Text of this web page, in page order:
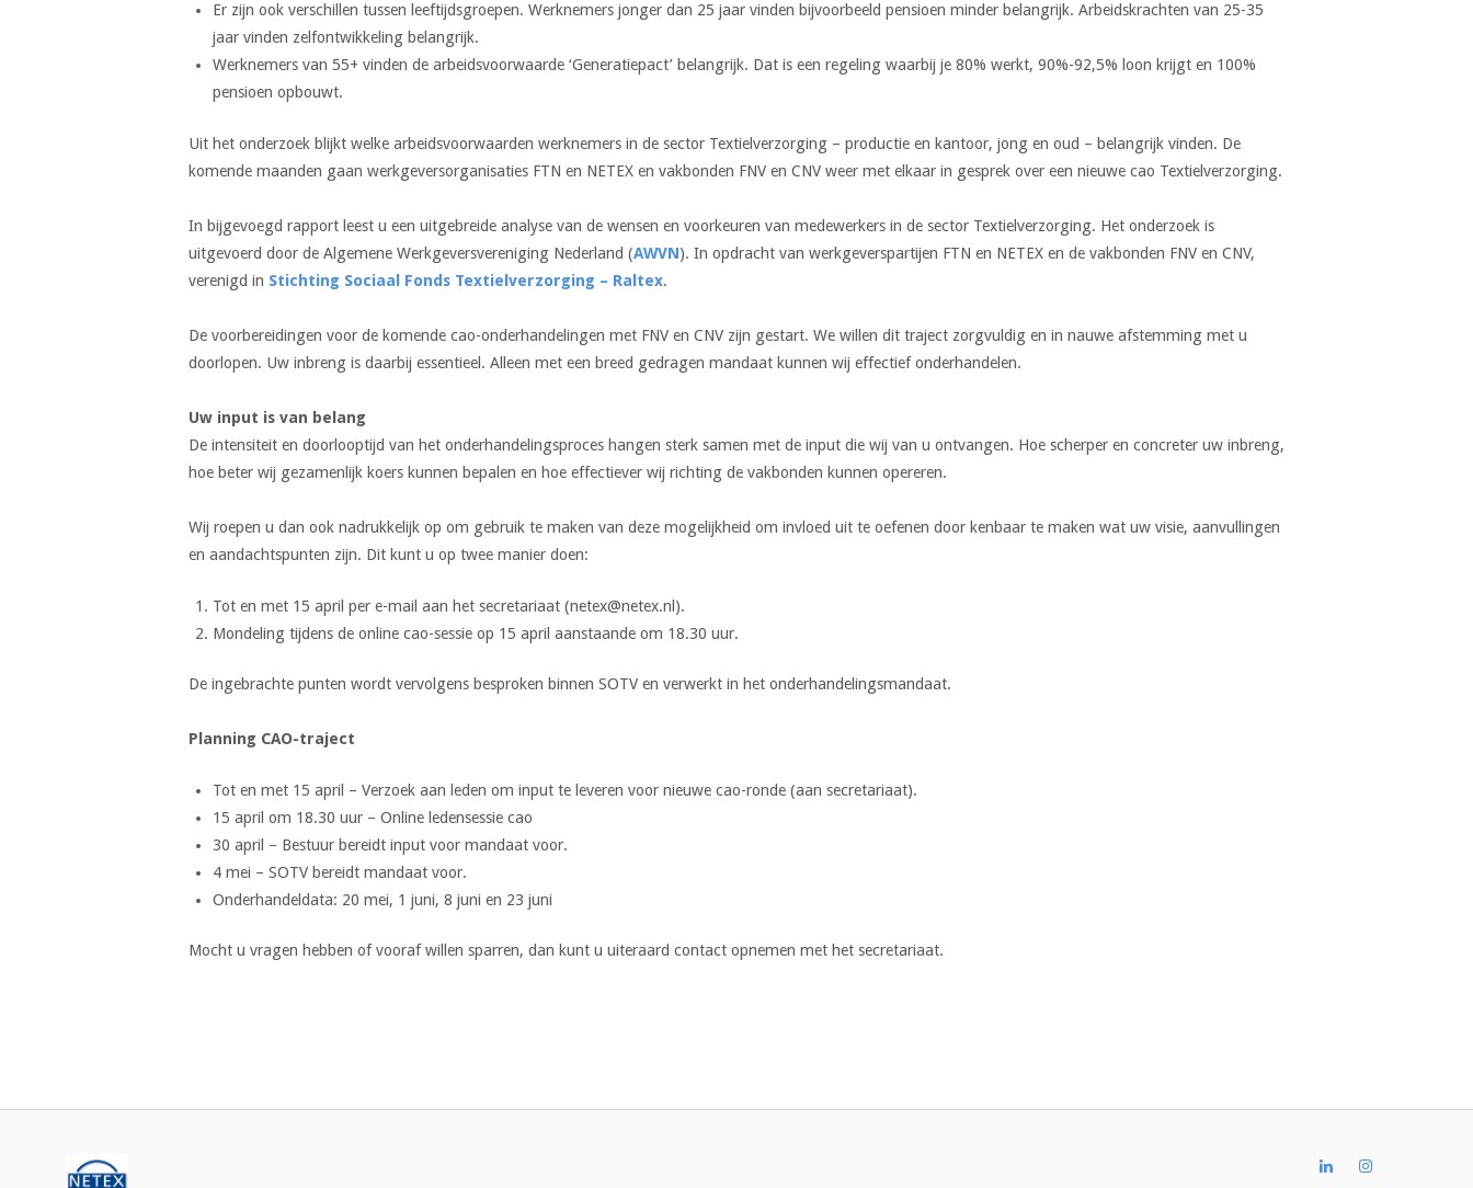
Er zijn ook verschillen tussen leeftijdsgroepen. Werknemers jonger dan 25 jaar vinden bijvoorbeeld pensioen minder belangrijk. Arbeidskrachten van 25-35
jaar vinden zelfontwikkeling belangrijk.
Werknemers van 55+ vinden de arbeidsvoorwaarde ‘Generatiepact’ belangrijk. Dat is een regeling waarbij je 80% werkt, 90%-92,5% loon krijgt en 100%
pensioen opbouwt.
Uit het onderzoek blijkt welke arbeidsvoorwaarden werknemers in de sector Textielverzorging – productie en kantoor, jong en oud – belangrijk vinden. De
komende maanden gaan werkgeversorganisaties FTN en NETEX en vakbonden FNV en CNV weer met elkaar in gesprek over een nieuwe cao Textielverzorging.
In bijgevoegd rapport leest u een uitgebreide analyse van de wensen en voorkeuren van medewerkers in de sector Textielverzorging. Het onderzoek is
uitgevoerd door de Algemene Werkgeversvereniging Nederland (AWVN). In opdracht van werkgeverspartijen FTN en NETEX en de vakbonden FNV en CNV,
verenigd in Stichting Sociaal Fonds Textielverzorging – Raltex.
De voorbereidingen voor de komende cao-onderhandelingen met FNV en CNV zijn gestart. We willen dit traject zorgvuldig en in nauwe afstemming met u
doorlopen. Uw inbreng is daarbij essentieel. Alleen met een breed gedragen mandaat kunnen wij effectief onderhandelen.
Uw input is van belang
De intensiteit en doorlooptijd van het onderhandelingsproces hangen sterk samen met de input die wij van u ontvangen. Hoe scherper en concreter uw inbreng,
hoe beter wij gezamenlijk koers kunnen bepalen en hoe effectiever wij richting de vakbonden kunnen opereren.
Wij roepen u dan ook nadrukkelijk op om gebruik te maken van deze mogelijkheid om invloed uit te oefenen door kenbaar te maken wat uw visie, aanvullingen
en aandachtspunten zijn. Dit kunt u op twee manier doen:
Tot en met 15 april per e-mail aan het secretariaat (netex@netex.nl).
Mondeling tijdens de online cao-sessie op 15 april aanstaande om 18.30 uur.
De ingebrachte punten wordt vervolgens besproken binnen SOTV en verwerkt in het onderhandelingsmandaat.
Planning CAO-traject
Tot en met 15 april – Verzoek aan leden om input te leveren voor nieuwe cao-ronde (aan secretariaat).
15 april om 18.30 uur – Online ledensessie cao
30 april – Bestuur bereidt input voor mandaat voor.
4 mei – SOTV bereidt mandaat voor.
Onderhandeldata: 20 mei, 1 juni, 8 juni en 23 juni
Mocht u vragen hebben of vooraf willen sparren, dan kunt u uiteraard contact opnemen met het secretariaat.
navigatie